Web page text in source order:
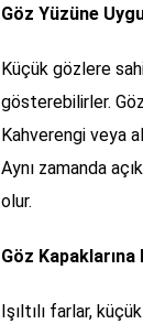
Göz Yüzüne
Küçük gözlere
gösterebilirler.
Kahverengi veya
Aynı zamanda
olur.
Göz Kapaklarına
Işıltılı farlar,